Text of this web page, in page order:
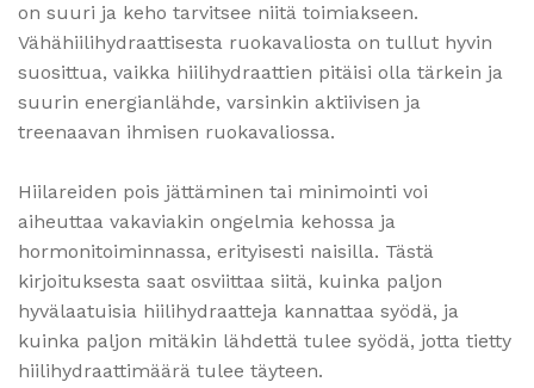
on suuri ja keho tarvitsee niitä toimiakseen.
Vähähiilihydraattisesta ruokavaliosta on tullut hyvin
suosittua, vaikka hiilihydraattien pitäisi olla tärkein ja
suurin energianlähde, varsinkin aktiivisen ja
treenaavan ihmisen ruokavaliossa.
Hiilareiden pois jättäminen tai minimointi voi
aiheuttaa vakaviakin ongelmia kehossa ja
hormonitoiminnassa, erityisesti naisilla. Tästä
kirjoituksesta saat osviittaa siitä, kuinka paljon
hyvälaatuisia hiilihydraatteja kannattaa syödä, ja
kuinka paljon mitäkin lähdettä tulee syödä, jotta tietty
hiilihydraattimäärä tulee täyteen.